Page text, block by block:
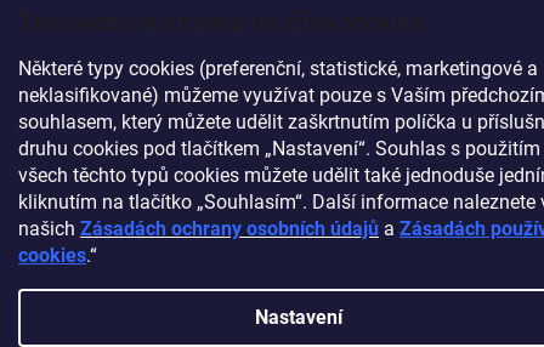
Tato webová stránka používá cookies
Některé typy cookies (preferenční, statistické, marketingové a
neklasifikované) můžeme využívat pouze s Vaším
souhlasem, který můžete udělit zaškrtnutím políčka u
druhu cookies pod tlačítkem „Nastavení“. Souhlas s použitím
všech těchto typů cookies můžete udělit také jednoduše
kliknutím na tlačítko „Souhlasím“. Další informace naleznete
našich Zásadách ochrany osobních údajů a Zásadách
cookies.“
Nastavení